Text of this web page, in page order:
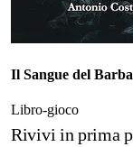
Il Sangue del
Libro-gioco
Rivivi in prima